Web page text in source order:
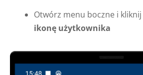
Otwórz menu boczne i kliknij
ikonę użytkownika